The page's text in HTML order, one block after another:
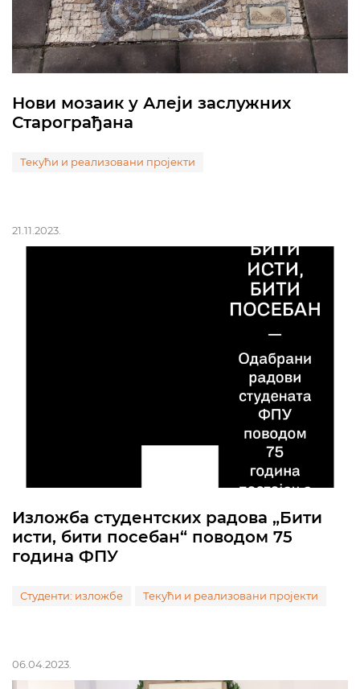
Нови мозаик у Алеји заслужних
Старограђана
Текући и реализовани пројекти
21.11.2023.
Изложба студентских радова „Бити
исти, бити посебан“ поводом 75
година ФПУ
Студенти: изложбе Текући и реализовани пројекти
06.04.2023.